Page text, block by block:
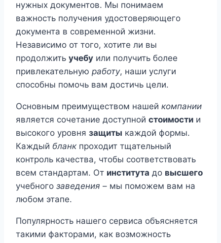
нужных документов. Мы понимаем
важность получения удостоверяющего
документа в современной жизни.
Независимо от того, хотите ли вы
продолжить учебу или получить более
привлекательную работу, наши услуги
способны помочь вам достичь цели.
Основным преимуществом нашей компании
является сочетание доступной стоимости и
высокого уровня защиты каждой формы.
Каждый бланкпроходит тщательный
контроль качества, чтобы соответствовать
всем стандартам. От института до высшего
учебного заведения – мы поможем вам на
любом этапе.
Популярность нашего сервиса объясняется
такими факторами, как возможность